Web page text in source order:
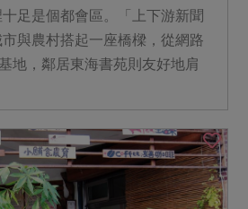
足是個都會區。「上下游新聞
與農村搭起一座橋樑，從網路
地，鄰居東海書苑則友好地肩